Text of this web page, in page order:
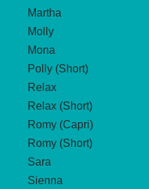
Martha
Molly
Mona
Polly (Short)
Relax
Relax (Short)
Romy (Capri)
Romy (Short)
Sara
Sienna